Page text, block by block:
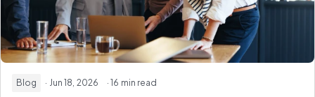
Blog · Jun 18, 2026 · 16 min read